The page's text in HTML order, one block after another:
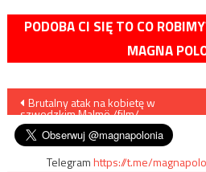
PODOBA CI SIĘ TO CO
MAGNA
Nawigacja
wpisu
Brutalny atak na kobietę w
szwedzkim Malmö /film/
Telegramhttps://t.me/